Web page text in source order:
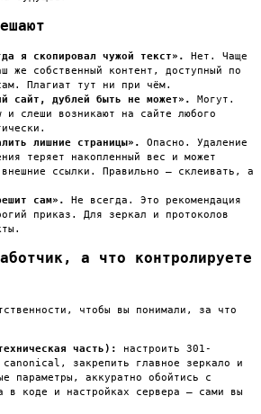
я скопировал чужой текст».
Нет. Чаще
же собственный контент, доступный по
Плагиат тут ни при чём.
сайт, дублей быть не может».
Могут.
и слеши возникают на сайте любого
лишние страницы».
Опасно. Удаление
теряет накопленный вес и может
ссылки. Правильно — склеивать, а
сам».
Не всегда. Это рекомендация
приказ. Для зеркал и протоколов
а что контролируете
чтобы вы понимали, за что
часть):
настроить 301-
canonical, закрепить главное зеркало и
параметры, аккуратно обойтись с
в коде и настройках сервера — сами вы